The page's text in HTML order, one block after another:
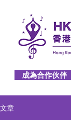
成為合作伙伴
文章